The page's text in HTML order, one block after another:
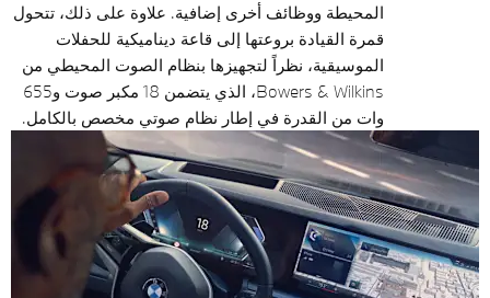
المحيطة ووظائف أخرى إضافية. علاوة على ذلك، تتحول
قمرة القيادة بروعتها إلى قاعة ديناميكية للحفلات
الموسيقية، نظراً لتجهيزها بنظام الصوت المحيطي من
Bowers & Wilkins، الذي يتضمن 18 مكبر صوت و655
وات من القدرة في إطار نظام صوتي مخصص بالكامل.